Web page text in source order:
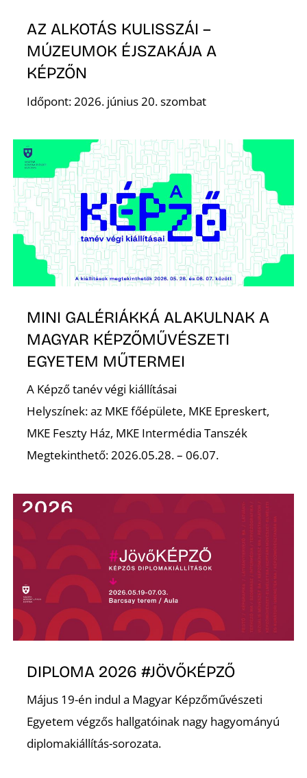
AZ ALKOTÁS KULISSZÁI –
MÚZEUMOK ÉJSZAKÁJA A
KÉPZŐN
Időpont: 2026. június 20. szombat
MINI GALÉRIÁKKÁ ALAKULNAK A
MAGYAR KÉPZŐMŰVÉSZETI
EGYETEM MŰTERMEI
A Képző tanév végi kiállításai
Helyszínek: az MKE főépülete, MKE Epreskert,
MKE Feszty Ház, MKE Intermédia Tanszék
Megtekinthető: 2026.05.28. – 06.07.
DIPLOMA 2026 #JÖVŐKÉPZŐ
Május 19-én indul a Magyar Képzőművészeti
Egyetem végzős hallgatóinak nagy hagyományú
diplomakiállítás-sorozata.